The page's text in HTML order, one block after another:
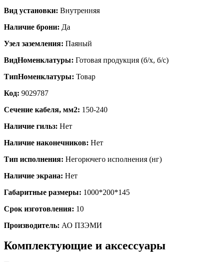
Вид установки: Внутренняя
Наличие брони: Да
Узел заземления: Паяный
ВидНоменклатуры: Готовая продукция (б/х, б/с)
ТипНоменклатуры: Товар
Код: 9029787
Сечение кабеля, мм2: 150-240
Наличие гильз: Нет
Наличие наконечников: Нет
Тип исполнения: Негорючего исполнения (нг)
Наличие экрана: Нет
Габаритные размеры: 1000*200*145
Срок изготовления: 10
Производитель: АО ПЗЭМИ
Комплектующие и аксессуары